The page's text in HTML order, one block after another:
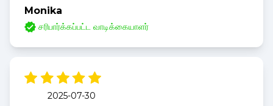
Monika
சரிபார்க்கப்பட்ட வாடிக்கையாளர்
2025-07-30